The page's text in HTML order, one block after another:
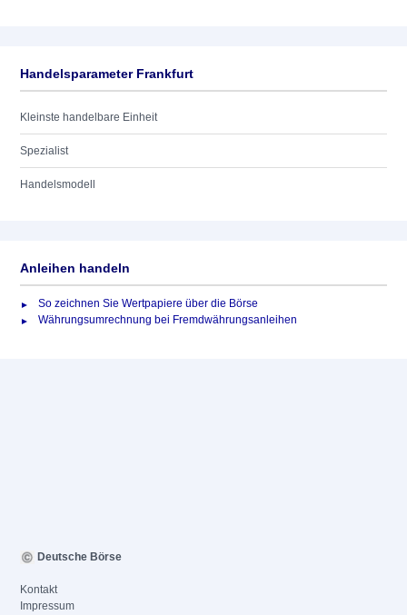
Handelsparameter Frankfurt
Kleinste handelbare Einheit
Spezialist
Handelsmodell
Anleihen handeln
So zeichnen Sie Wertpapiere über die Börse
Währungsumrechnung bei Fremdwährungsanleihen
Deutsche Börse
Kontakt
Impressum